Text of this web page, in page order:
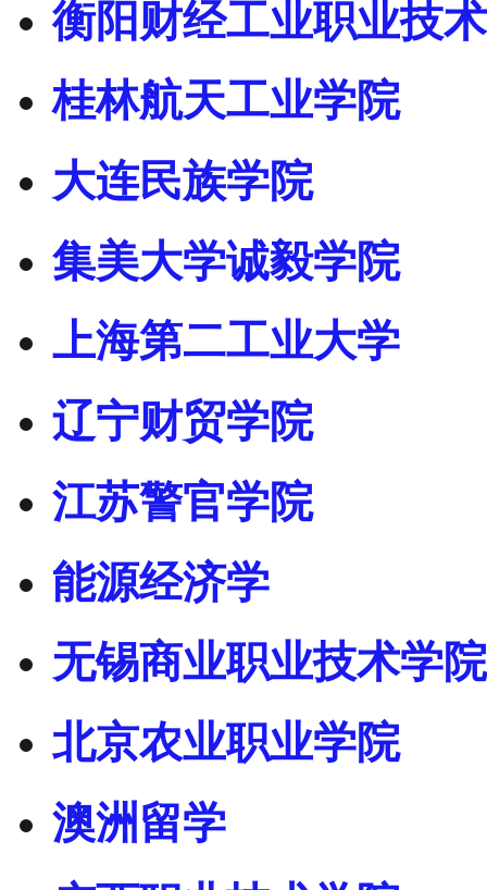
衡阳财经工业职业技
桂林航天工业学院
大连民族学院
集美大学诚毅学院
上海第二工业大学
辽宁财贸学院
江苏警官学院
能源经济学
无锡商业职业技术学院
北京农业职业学院
澳洲留学